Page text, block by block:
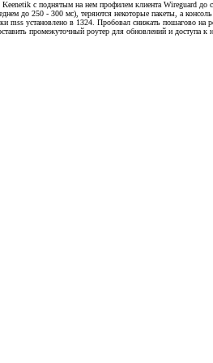
с поднятым на нем профилем клиента Wireguard до
до 250 - 300 мс), теряются некоторые пакеты, а
mss установлено в 1324. Пробовал снижать пошагово
промежуточный роутер для обновлений и доступа